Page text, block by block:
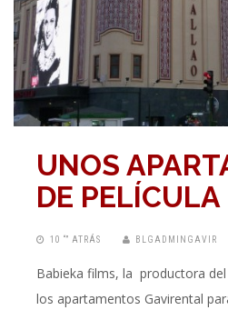
UNOS
DE PELÍCULA
10 “” ATRÁS BLGADMINGAVIR
Babieka films, la productora
los apartamentos Gavirental